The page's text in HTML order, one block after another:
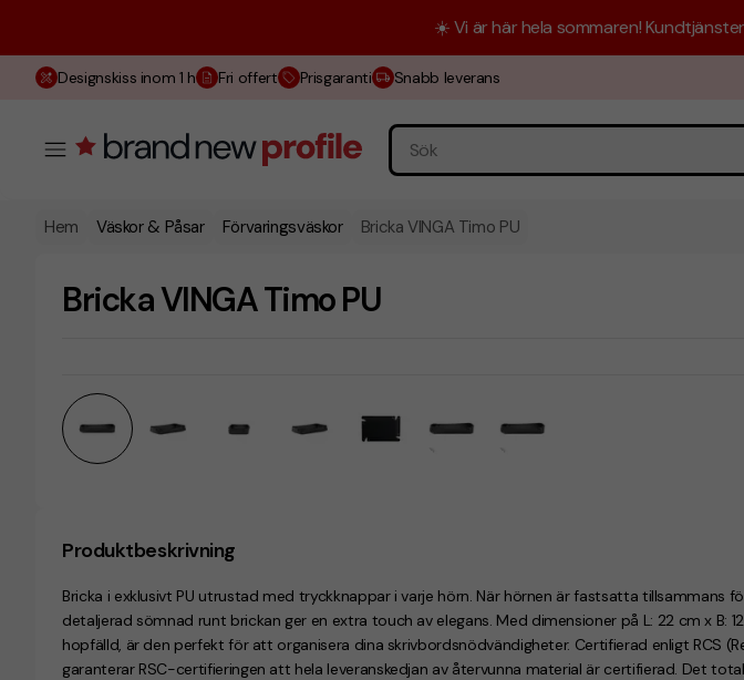
☀️ Vi är här hela sommaren!
Designskiss inom 1 h Fri offert Prisgaranti Snabb leverans
Hem Väskor & Påsar Förvaringsväskor Bricka VINGA Timo PU
Bricka VINGA Timo PU
Produktbeskrivning
Bricka i exklusivt PU utrustad med tryckknappar i varje hörn. När hörnen är fastsatta tillsammans
detaljerad sömnad runt brickan ger en extra touch av elegans. Med dimensioner på L: 22 cm x B:
hopfälld, är den perfekt för att organisera dina skrivbordsnödvändigheter. Certifierad enligt RCS
garanterar RSC-certifieringen att hela leveranskedjan av återvunna material är certifierad. Det